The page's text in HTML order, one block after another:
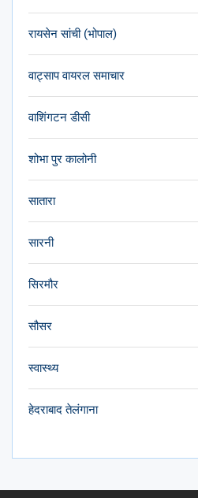
रायसेन सांची (भोपाल)
वाट्साप वायरल समाचार
वाशिंगटन डीसी
शोभा पुर कालोनी
सातारा
सारनी
सिरमौर
सौसर
स्वास्थ्य
हेदराबाद तेलंगाना